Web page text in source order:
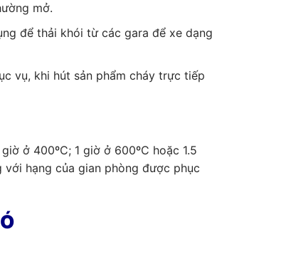
mở.
để thải khói từ các gara để xe dạng
vụ, khi hút sản phẩm cháy trực tiếp
ở 400ºC; 1 giờ ở 600ºC hoặc 1.5
hạng của gian phòng được phục